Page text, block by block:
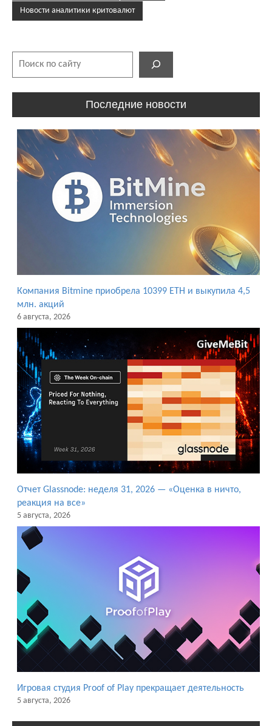
Новости аналитики критовалют
Последние новости
Компания Bitmine приобрела 10399 ETH и выкупила 4,5
млн. акций
6 августа, 2026
Отчет Glassnode: неделя 31, 2026 — «Оценка в ничто,
реакция на все»
5 августа, 2026
Игровая студия Proof of Play прекращает деятельность
5 августа, 2026